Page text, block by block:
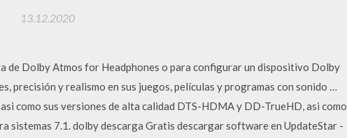
13.12.2020
de Dolby Atmos for Headphones o para configurar un dispositivo Dolby
precisión y realismo en sus juegos, películas y programas con sonido …
como sus versiones de alta calidad DTS-HDMA y DD-TrueHD, asi como
sistemas 7.1. dolby descarga Gratis descargar software en UpdateStar -